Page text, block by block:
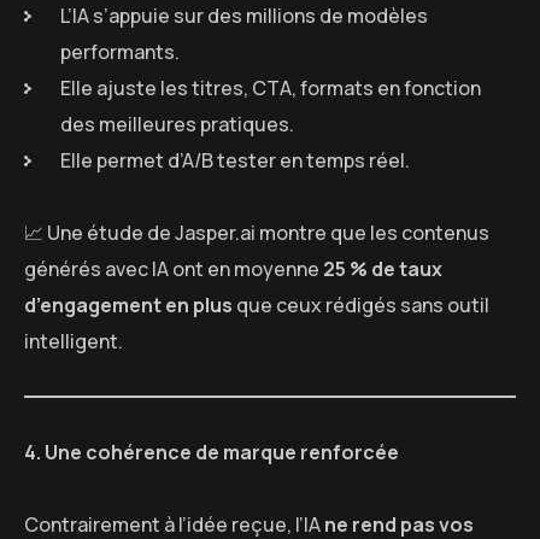
L’IA s’appuie sur des millions de modèles
performants.
Elle ajuste les titres, CTA, formats en fonction
des meilleures pratiques.
Elle permet d’A/B tester en temps réel.
📈 Une étude de Jasper.ai montre que les contenus
générés avec IA ont en moyenne 25 % de taux
d’engagement en plus que ceux rédigés sans outil
intelligent.
4. Une cohérence de marque renforcée
Contrairement à l’idée reçue, l’IAne rend pas vos